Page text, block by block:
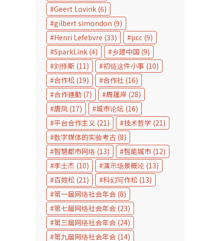
Geert Lovink (6)
gilbert simondon (9)
Henri Lefebvre (33) pcc (9)
SparkLink (4) 乡建中国 (9)
刘怿斯 (11) 初链这件小事 (10)
合作松 (19) 合作社 (16)
合作運動 (7) 周蓬岸 (28)
唐凤 (17) 城市论坛 (16)
平台合作主义 (21) 技术哲学 (21)
数字媒体的实验考古 (8)
智慧都市网络 (13) 智能城市 (12)
李士杰 (10) 演示场景概论 (13)
百姓松 (21) 科幻写作松 (13)
第一届网络社会年会 (8)
第七届网络社会年会 (23)
第三届网络社会年会 (24)
第九届网络社会年会 (14)